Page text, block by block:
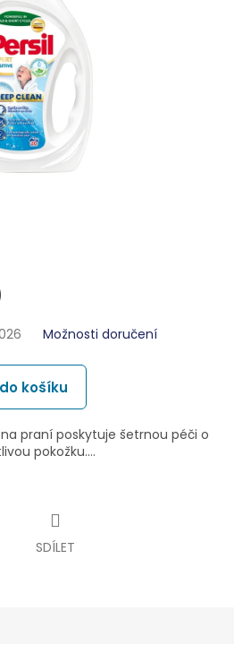
Možnosti doručení
košíku
praní poskytuje šetrnou péči o
pokožku.…
SDÍLET